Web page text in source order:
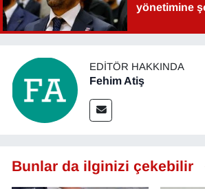
yönetimine
EDITÖR HAKKINDA
Fehim Atiş
Bunlar da ilginizi çekebilir